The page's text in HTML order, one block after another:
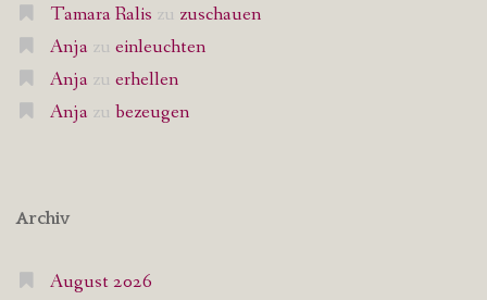
Tamara Ralis zu zuschauen
Anja zu einleuchten
Anja zu erhellen
Anja zu bezeugen
Archiv
August 2026